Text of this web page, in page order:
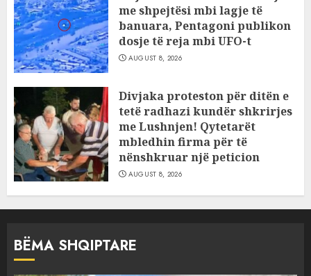
me shpejtësi mbi lagje të
banuara, Pentagoni publikon
dosje të reja mbi UFO-t
AUGUST 8, 2026
Divjaka proteston për ditën e
tetë radhazi kundër shkrirjes
me Lushnjen! Qytetarët
mbledhin firma për të
nënshkruar një peticion
AUGUST 8, 2026
BËMA SHQIPTARE